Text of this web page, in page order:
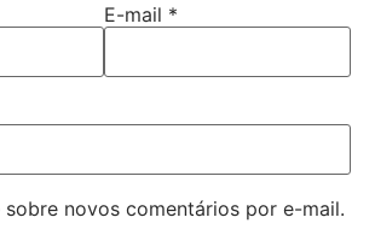
E-mail *
novos comentários por e-mail.